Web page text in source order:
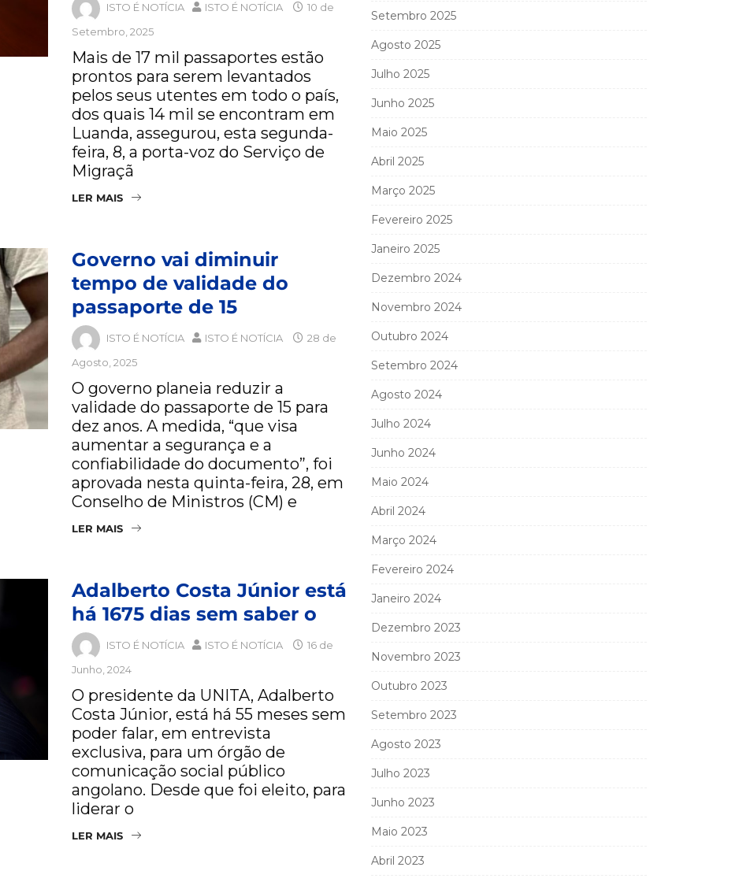
ISTO É NOTÍCIA ISTO É NOTÍCIA
10 de
Setembro, 2025
Mais de 17 mil passaportes estão
prontos para serem levantados
pelos seus utentes em todo o país,
dos quais 14 mil se encontram em
Luanda, assegurou, esta segunda-
feira, 8, a porta-voz do Serviço de
Migraçã
LER MAIS
Governo vai diminuir
tempo de validade do
passaporte de 15
ISTO É NOTÍCIA ISTO É NOTÍCIA
28 de
Agosto, 2025
O governo planeia reduzir a
validade do passaporte de 15 para
dez anos. A medida, “que visa
aumentar a segurança e a
confiabilidade do documento”, foi
aprovada nesta quinta-feira, 28, em
Conselho de Ministros (CM) e
LER MAIS
Adalberto Costa Júnior está
há 1675 dias sem saber o
ISTO É NOTÍCIA ISTO É NOTÍCIA
16 de
Junho, 2024
O presidente da UNITA, Adalberto
Costa Júnior, está há 55 meses sem
poder falar, em entrevista
exclusiva, para um órgão de
comunicação social público
angolano. Desde que foi eleito, para
liderar o
LER MAIS
Setembro 2025
Agosto 2025
Julho 2025
Junho 2025
Maio 2025
Abril 2025
Março 2025
Fevereiro 2025
Janeiro 2025
Dezembro 2024
Novembro 2024
Outubro 2024
Setembro 2024
Agosto 2024
Julho 2024
Junho 2024
Maio 2024
Abril 2024
Março 2024
Fevereiro 2024
Janeiro 2024
Dezembro 2023
Novembro 2023
Outubro 2023
Setembro 2023
Agosto 2023
Julho 2023
Junho 2023
Maio 2023
Abril 2023